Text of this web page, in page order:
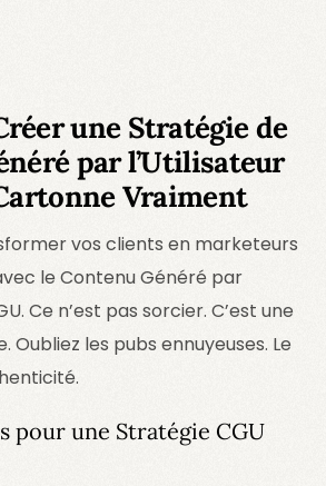
une Stratégie de
par l’Utilisateur
Vraiment
vos clients en marketeurs
le Contenu Généré par
Ce n’est pas sorcier. C’est une
les pubs ennuyeuses. Le
pour une Stratégie CGU